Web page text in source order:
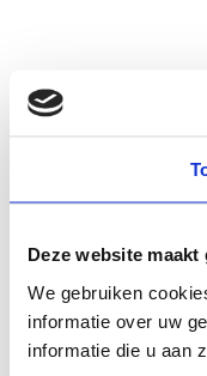
Deze website
We gebruiken
informatie over uw
informatie die u aan